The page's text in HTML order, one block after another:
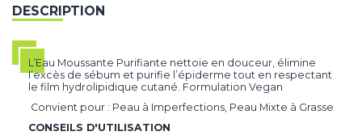
DESCRIPTION
L’Eau Moussante Purifiante nettoie en douceur, élimine
l’excès de sébum et purifie l’épiderme tout en respectant
le film hydrolipidique cutané. Formulation Vegan
Convient pour : Peau à Imperfections, Peau Mixte à Grasse
CONSEILS D'UTILISATION